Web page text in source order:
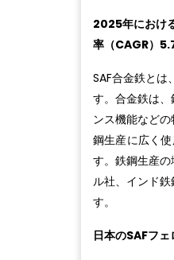
2025年におけ
率（CAGR）
SAF合金鉄と
す。合金鉄は
ンス機能など
鋼生産に広く
す。鉄鋼生産
ル社、インド
す。
日本のSAFフ